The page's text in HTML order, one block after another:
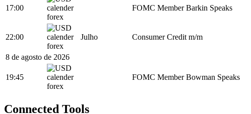
17:00 FOMC Member Barkin Speaks
22:00 Julho Consumer Credit m/m
8 de agosto de 2026
19:45 FOMC Member Bowman Speaks
Connected Tools